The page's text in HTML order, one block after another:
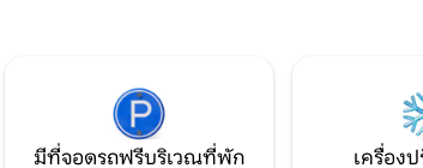
นท้องถิ่น/รถ
และใช้ชีวิตในช่วงเวลาที่ไ
มีที่จอดรถฟรีบริเวณที่พัก เครื่อง